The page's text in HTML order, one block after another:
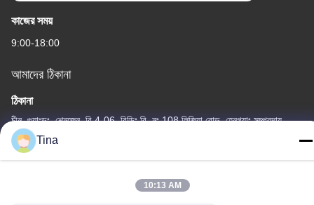
কাজের সময়
9:00-18:00
আমাদের ঠিকানা
ঠিকানা
চীন, গুয়াংডং, শেনজেন, বি 4-06, বিল্ডিং বি, নং 108 লিজিয়া রোড, হেনগ্যাং সম্প্রদায়,
লংগ্যাং স্ট্রিট
টেলিফোন
Tina
10:13 AM